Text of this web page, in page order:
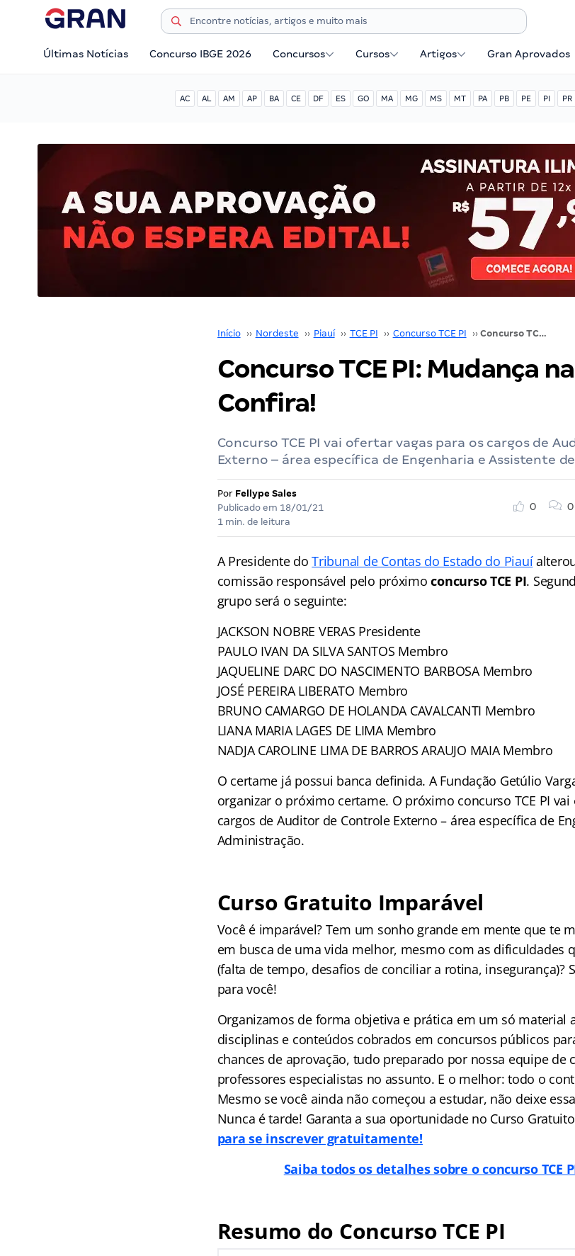
Últimas Notícias Concurso IBGE 2026 Concursos Cursos Artigos Gran Aprovados
AC AL AM AP BA CE DF ES GO MA MG MS MT PA PB PE PI PR
Início ›› Nordeste ›› Piauí ›› TCE PI ›› Concurso TCE PI ›› Concurso TCE PI: Mudança na comissão! Confira!
Concurso TCE PI: Mudança
Confira!
Concurso TCE PI vai ofertar vagas para os cargos de
Externo – área específica de Engenharia e Assistente
Por Fellype Sales
Publicado em 18/01/21
1 min. de leitura
0 0
A Presidente doTribunal de Contas do Estado do Piauí
comissão responsável pelo próximoconcurso TCE PI.
grupo será o seguinte:
JACKSON NOBRE VERAS Presidente
PAULO IVAN DA SILVA SANTOS Membro
JAQUELINE DARC DO NASCIMENTO BARBOSA Membro
JOSÉ PEREIRA LIBERATO Membro
BRUNO CAMARGO DE HOLANDA CAVALCANTI Membro
LIANA MARIA LAGES DE LIMA Membro
NADJA CAROLINE LIMA DE BARROS ARAUJO MAIA Membro
O certame já possui banca definida. A Fundação Getúlio
organizar o próximo certame. O próximo concurso TCE PI
cargos de Auditor de Controle Externo – área específica de
Administração.
Curso Gratuito Imparável
Você é imparável? Tem um sonho grande em mente que te
em busca de uma vida melhor, mesmo com as dificuldades
(falta de tempo, desafios de conciliar a rotina, insegurança)?
para você!
Organizamos de forma objetiva e prática em um só material
disciplinas e conteúdos cobrados em concursos públicos
chances de aprovação, tudo preparado por nossa equipe de
professores especialistas no assunto. E o melhor: todo o
Mesmo se você ainda não começou a estudar, não deixe
Nunca é tarde! Garanta a sua oportunidade no Curso
para se inscrever gratuitamente!
Saiba todos os detalhes sobre o concurso TCE
Resumo do Concurso TCE PI